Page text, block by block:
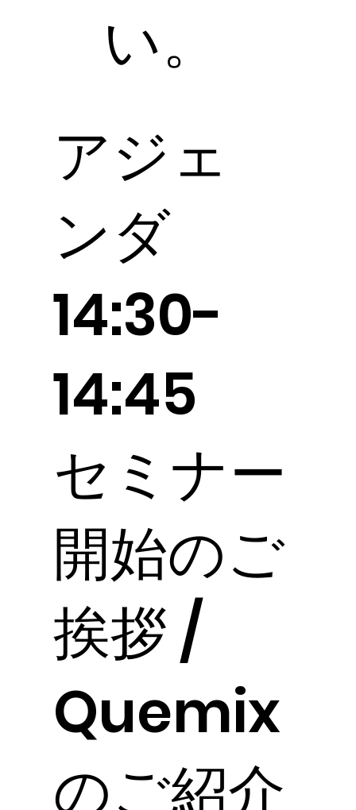
セミナー
開始のご
挨拶 /
Quemix
のご紹介
14:30-
14:45
​アジェ
ンダ
い。